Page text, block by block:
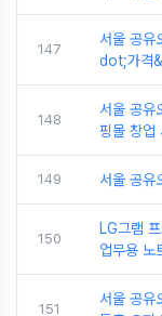
147
서울 공유
dot;가격
148
서울 공유
핑몰 창업
149 서울 공유
150
LG그램
업무용 노
151
서울 공유